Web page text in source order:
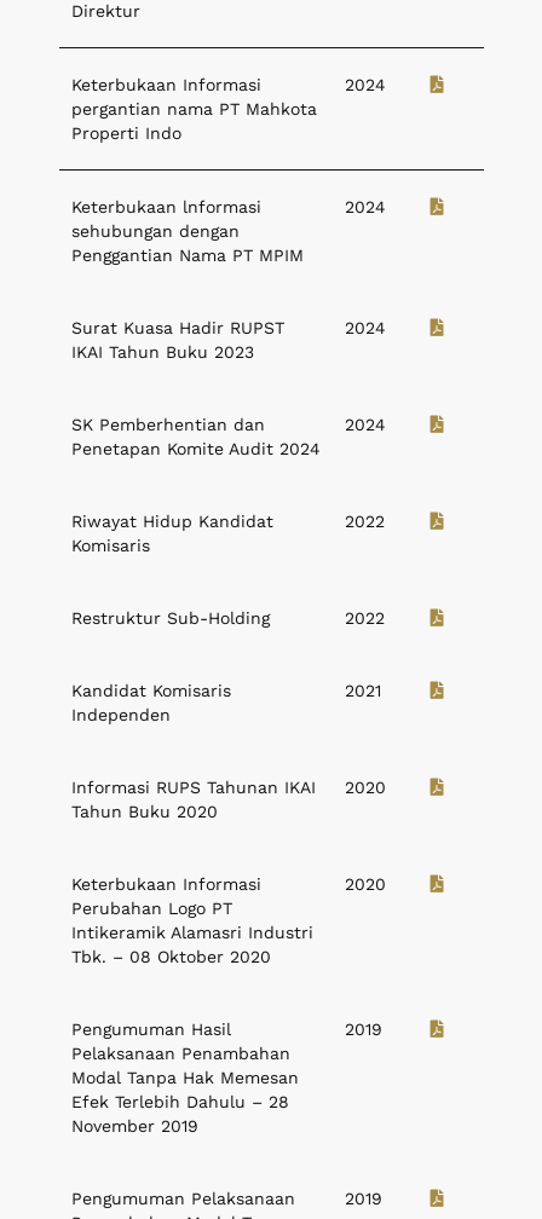
Direktur
Keterbukaan Informasi
pergantian nama PT Mahkota
Properti Indo
2024
Keterbukaan lnformasi
sehubungan dengan
Penggantian Nama PT MPIM
2024
Surat Kuasa Hadir RUPST
IKAI Tahun Buku 2023
2024
SK Pemberhentian dan
Penetapan Komite Audit 2024
2024
Riwayat Hidup Kandidat
Komisaris
2022
Restruktur Sub-Holding 2022
Kandidat Komisaris
Independen
2021
Informasi RUPS Tahunan IKAI
Tahun Buku 2020
2020
Keterbukaan Informasi
Perubahan Logo PT
Intikeramik Alamasri Industri
Tbk. – 08 Oktober 2020
2020
Pengumuman Hasil
Pelaksanaan Penambahan
Modal Tanpa Hak Memesan
Efek Terlebih Dahulu – 28
November 2019
2019
Pengumuman Pelaksanaan
2019